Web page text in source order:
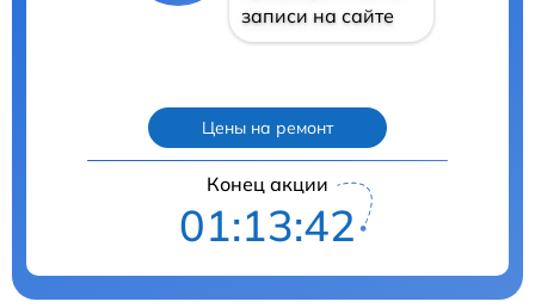
записи на сайте
Цены на ремонт
Конец акции
01:13:41